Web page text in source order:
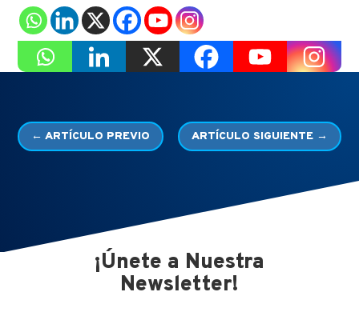
←ARTÍCULO PREVIO ARTÍCULO SIGUIENTE→
¡Únete a Nuestra
Newsletter!